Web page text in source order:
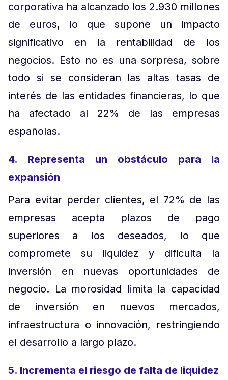
corporativa ha alcanzado los 2.930 millones
de euros, lo que supone un impacto
significativo en la rentabilidad de los
negocios. Esto no es una sorpresa, sobre
todo si se consideran las altas tasas de
interés de las entidades financieras, lo que
ha afectado al 22% de las empresas
españolas.
4. Representa un obstáculo para la
expansión
Para evitar perder clientes, el 72% de las
empresas acepta plazos de pago
superiores a los deseados, lo que
compromete su liquidez y dificulta la
inversión en nuevas oportunidades de
negocio. La morosidad limita la capacidad
de inversión en nuevos mercados,
infraestructura o innovación, restringiendo
el desarrollo a largo plazo.
5. Incrementa el riesgo de falta de liquidez